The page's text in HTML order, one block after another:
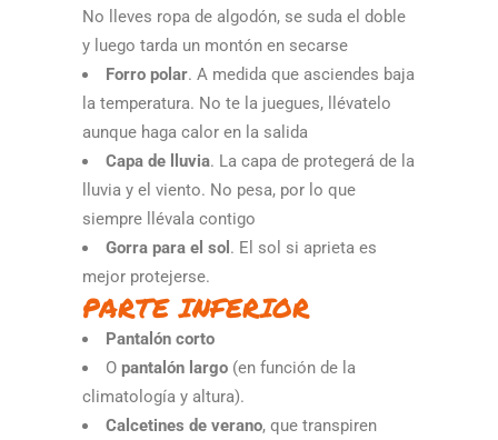
No lleves ropa de algodón, se suda el doble
y luego tarda un montón en secarse
Forro polar. A medida que asciendes baja
la temperatura. No te la juegues, llévatelo
aunque haga calor en la salida
Capa de lluvia. La capa de protegerá de la
lluvia y el viento. No pesa, por lo que
siempre llévala contigo
Gorra para el sol . El sol si aprieta es
mejor protejerse.
PARTE INFERIOR
Pantalón corto
O pantalón largo (en función de la
climatología y altura).
Calcetines de verano, que transpiren